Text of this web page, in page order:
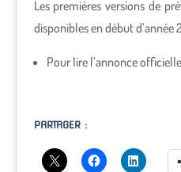
Les premières versions de
disponibles en début d’année
Pour lire l’annonce
PARTAGER :